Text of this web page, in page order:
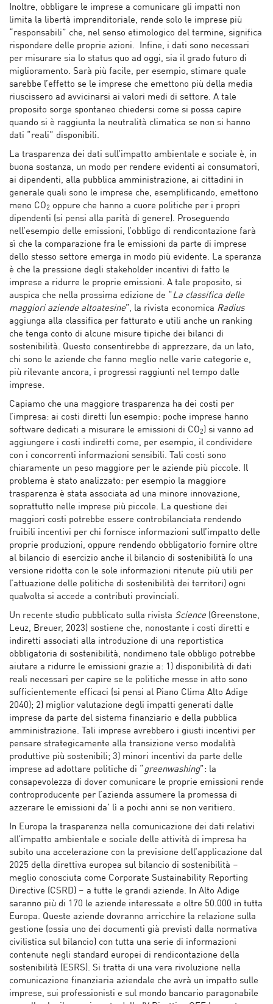
Inoltre, obbligare le imprese a comunicare gli impatti non
limita la libertà imprenditoriale, rende solo le imprese più
“responsabili” che, nel senso etimologico del termine, significa
rispondere delle proprie azioni. Infine, i dati sono necessari
per misurare sia lo status quo ad oggi, sia il grado futuro di
miglioramento. Sarà più facile, per esempio, stimare quale
sarebbe l’effetto se le imprese che emettono più della media
riuscissero ad avvicinarsi ai valori medi di settore. A tale
proposito sorge spontaneo chiedersi come si possa capire
quando si è raggiunta la neutralità climatica se non si hanno
dati “reali” disponibili.
La trasparenza dei dati sull’impatto ambientale e sociale è, in
buona sostanza, un modo per rendere evidenti ai consumatori,
ai dipendenti, alla pubblica amministrazione, ai cittadini in
generale quali sono le imprese che, esemplificando, emettono
meno CO2 oppure che hanno a cuore politiche per i propri
dipendenti (si pensi alla parità di genere). Proseguendo
nell’esempio delle emissioni, l’obbligo di rendicontazione farà
sì che la comparazione fra le emissioni da parte di imprese
dello stesso settore emerga in modo più evidente. La speranza
è che la pressione degli stakeholder incentivi di fatto le
imprese a ridurre le proprie emissioni. A tale proposito, si
auspica che nella prossima edizione de “La classifica delle
maggiori aziende altoatesine”, la rivista economica Radius
aggiunga alla classifica per fatturato e utili anche un ranking
che tenga conto di alcune misure tipiche dei bilanci di
sostenibilità. Questo consentirebbe di apprezzare, da un lato,
chi sono le aziende che fanno meglio nelle varie categorie e,
più rilevante ancora, i progressi raggiunti nel tempo dalle
imprese.
Capiamo che una maggiore trasparenza ha dei costi per
l’impresa: ai costi diretti (un esempio: poche imprese hanno
software dedicati a misurare le emissioni di CO2) si vanno ad
aggiungere i costi indiretti come, per esempio, il condividere
con i concorrenti informazioni sensibili. Tali costi sono
chiaramente un peso maggiore per le aziende più piccole. Il
problema è stato analizzato: per esempio la maggiore
trasparenza è stata associata ad una minore innovazione,
soprattutto nelle imprese più piccole. La questione dei
maggiori costi potrebbe essere controbilanciata rendendo
fruibili incentivi per chi fornisce informazioni sull’impatto delle
proprie produzioni, oppure rendendo obbligatorio fornire oltre
al bilancio di esercizio anche il bilancio di sostenibilità (o una
versione ridotta con le sole informazioni ritenute più utili per
l’attuazione delle politiche di sostenibilità dei territori) ogni
qualvolta si accede a contributi provinciali.
Un recente studio pubblicato sulla rivista Science (Greenstone,
Leuz, Breuer, 2023) sostiene che, nonostante i costi diretti e
indiretti associati alla introduzione di una reportistica
obbligatoria di sostenibilità, nondimeno tale obbligo potrebbe
aiutare a ridurre le emissioni grazie a: 1) disponibilità di dati
reali necessari per capire se le politiche messe in atto sono
sufficientemente efficaci (si pensi al Piano Clima Alto Adige
2040); 2) miglior valutazione degli impatti generati dalle
imprese da parte del sistema finanziario e della pubblica
amministrazione. Tali imprese avrebbero i giusti incentivi per
pensare strategicamente alla transizione verso modalità
produttive più sostenibili; 3) minori incentivi da parte delle
imprese ad adottare politiche di “greenwashing”: la
consapevolezza di dover comunicare le proprie emissioni rende
controproducente per l’azienda assumere la promessa di
azzerare le emissioni da’ lì a pochi anni se non veritiero.
In Europa la trasparenza nella comunicazione dei dati relativi
all’impatto ambientale e sociale delle attività di impresa ha
subito una accelerazione con la previsione dell’applicazione dal
2025 della direttiva europea sul bilancio di sostenibilità –
meglio conosciuta come Corporate Sustainability Reporting
Directive (CSRD) – a tutte le grandi aziende. In Alto Adige
saranno più di 170 le aziende interessate e oltre 50.000 in tutta
Europa. Queste aziende dovranno arricchire la relazione sulla
gestione (ossia uno dei documenti già previsti dalla normativa
civilistica sul bilancio) con tutta una serie di informazioni
contenute negli standard europei di rendicontazione della
sostenibilità (ESRS). Si tratta di una vera rivoluzione nella
comunicazione finanziaria aziendale che avrà un impatto sulle
imprese, sui professionisti e sul mondo bancario paragonabile